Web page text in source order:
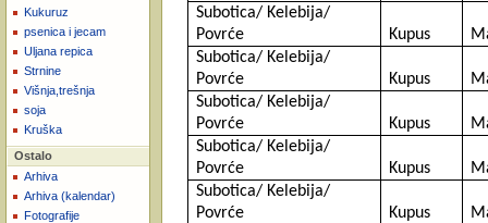
Kukuruz
psenica i jecam
Uljana repica
Strnine
Višnja,trešnja
soja
Kruška
Ostalo
Arhiva
Arhiva (kalendar)
Fotografije
Subotica/ Kelebija/
Povrće
Kupus
Subotica/ Kelebija/
Povrće
Kupus
Subotica/ Kelebija/
Povrće
Kupus
Subotica/ Kelebija/
Povrće
Kupus
Subotica/ Kelebija/
Povrće
Kupus